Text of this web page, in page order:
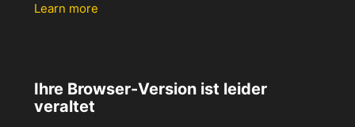
Learn more
Ihre Browser-Version ist leider
veraltet